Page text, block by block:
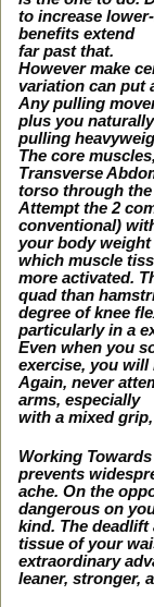
to increase
benefits extend
far past that.
However make
variation can put
Any pulling
plus you
pulling
The core
Transverse
torso through
Attempt the 2
conventional)
your body
which muscle
more activated.
quad than
degree of knee
particularly in a
Even when you
exercise, you will
Again, never
arms, especially
with a mixed
Working
prevents
ache. On the
dangerous on
kind. The
tissue of your
extraordinary
leaner, stronger,